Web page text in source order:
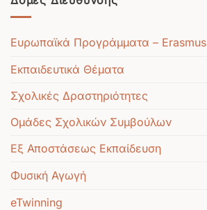
Ευρωπαϊκά Προγράμματα – Erasmus
Εκπαιδευτικά Θέματα
Σχολικές Δραστηριότητες
Ομάδες Σχολικών Συμβούλων
Εξ Αποστάσεως Εκπαίδευση
Φυσική Αγωγή
eTwinning